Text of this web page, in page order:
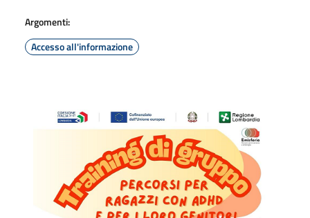
Argomenti:
Accesso all'informazione